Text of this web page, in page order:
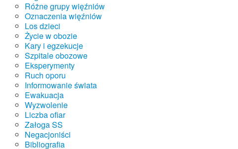
Różne grupy więźniów
Oznaczenia więźniów
Los dzieci
Życie w obozie
Kary i egzekucje
Szpitale obozowe
Eksperymenty
Ruch oporu
Informowanie świata
Ewakuacja
Wyzwolenie
Liczba ofiar
Załoga SS
Negacjoniści
Bibliografia